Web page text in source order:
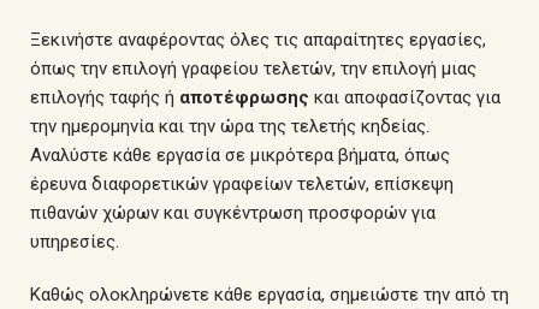
Ξεκινήστε αναφέροντας όλες τις απαραίτητες εργασίες,
όπως την επιλογή γραφείου τελετών, την επιλογή μιας
επιλογής ταφής ή αποτέφρωσης και αποφασίζοντας για
την ημερομηνία και την ώρα της τελετής κηδείας.
Αναλύστε κάθε εργασία σε μικρότερα βήματα, όπως
έρευνα διαφορετικών γραφείων τελετών, επίσκεψη
πιθανών χώρων και συγκέντρωση προσφορών για
υπηρεσίες.
Καθώς ολοκληρώνετε κάθε εργασία, σημειώστε την από τη